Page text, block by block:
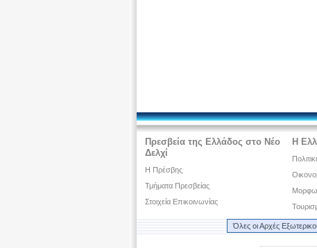
Πρεσβεία της Ελλάδος στο Νέο
Δελχί
Η Πρέσβης
Τμήματα Πρεσβείας
Στοιχεία Επικοινωνίας
Η
Όλες οι Αρχές